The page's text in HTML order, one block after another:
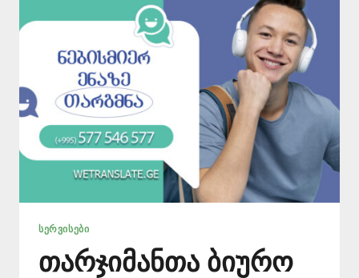
ᲡᲔᲠᲕᲘᲡᲔᲑᲘ
თარჯიმანთა ბიურო